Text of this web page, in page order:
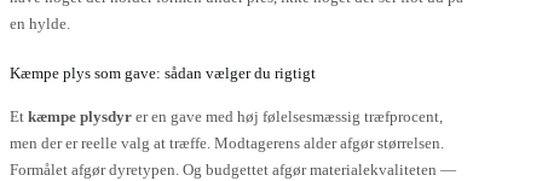
en hylde.
Kæmpe plys som gave: sådan vælger du rigtigt
Et kæmpe plysdyr er en gave med høj følelsesmæssig træfprocent,
men der er reelle valg at træffe. Modtagerens alder afgør størrelsen.
Formålet afgør dyretypen. Og budgettet afgør materialekvaliteten —